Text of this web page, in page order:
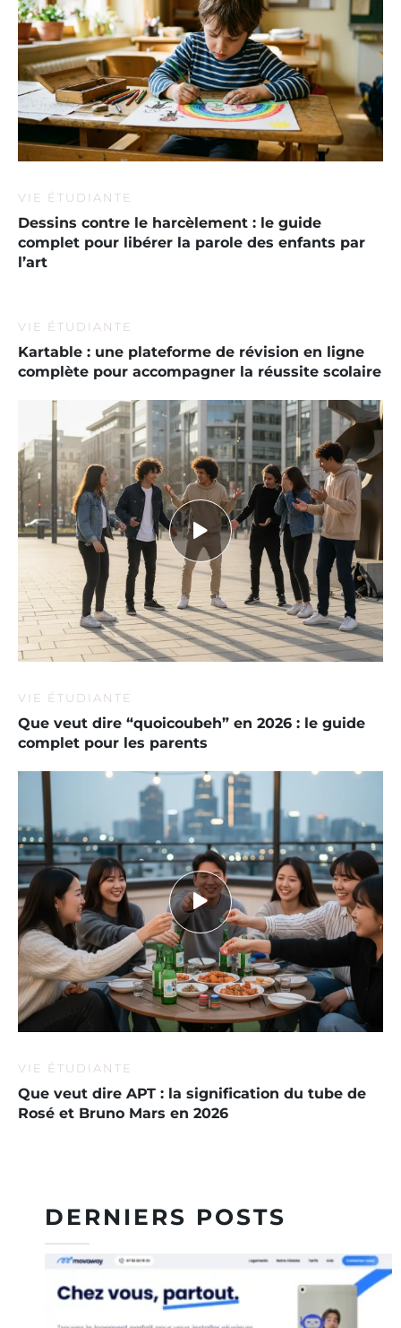
DERNIERS POSTS
VIE ÉTUDIANTE
Dessins contre le harcèlement : le guide
complet pour libérer la parole des enfants par
l’art
VIE ÉTUDIANTE
Kartable : une plateforme de révision en ligne
complète pour accompagner la réussite scolaire
VIE ÉTUDIANTE
Que veut dire “quoicoubeh” en 2026 : le guide
complet pour les parents
VIE ÉTUDIANTE
Que veut dire APT : la signification du tube de
Rosé et Bruno Mars en 2026